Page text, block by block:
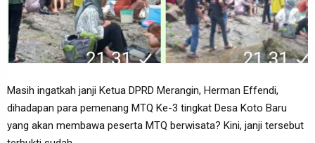
Masih ingatkah janji Ketua DPRD Merangin, Herman Effendi,
dihadapan para pemenang MTQ Ke-3 tingkat Desa Koto Baru
yang akan membawa peserta MTQ berwisata? Kini, janji tersebut